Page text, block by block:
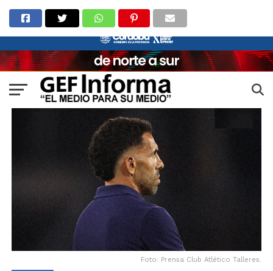
Foto: Prensa Club Atlético Talleres.